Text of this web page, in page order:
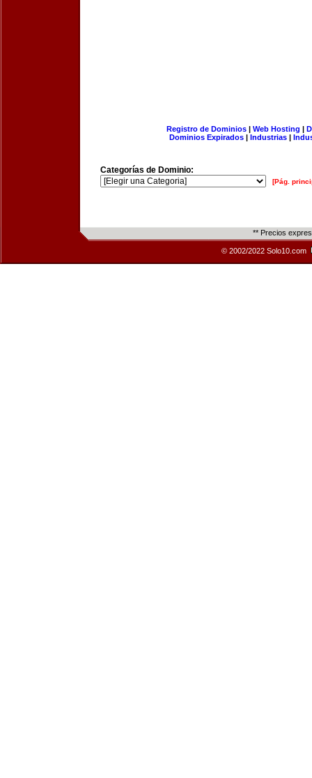
Registro de Dominios| Web Hosting |
Dominios Expirados | Industrias |
Categorías de Dominio:
[Pág.
** Precios
© 2002/2022 Solo10.com